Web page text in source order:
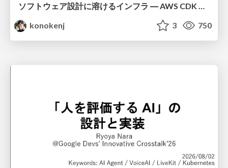
ソフトウェア設計に溶けるインフラ ― AWS CDK のインフラ認識論
konokenj
3 750